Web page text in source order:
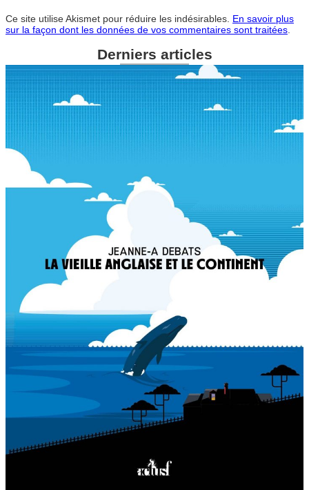
Ce site utilise Akismet pour réduire les indésirables. En savoir plus
sur la façon dont les données de vos commentaires sont traitées.
Derniers articles